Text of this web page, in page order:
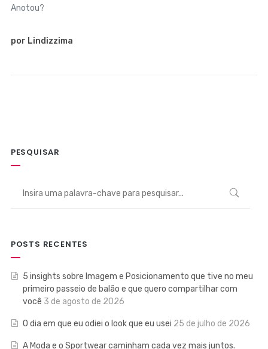
Anotou?
por Lindizzima
PESQUISAR
POSTS RECENTES
5 insights sobre Imagem e Posicionamento que tive no meu
primeiro passeio de balão e que quero compartilhar com
você 3 de agosto de 2026
O dia em que eu odiei o look que eu usei 25 de julho de 2026
A Moda e o Sportwear caminham cada vez mais juntos.